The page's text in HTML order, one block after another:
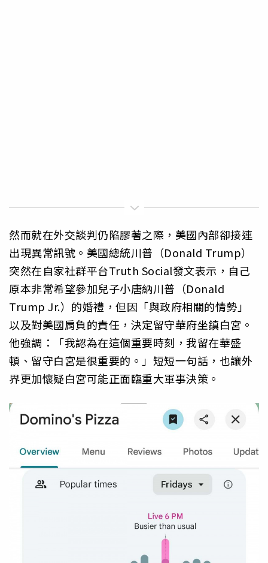
然而就在外交談判仍陷膠著之際，美國內部卻接連
出現異常訊號。美國總統川普（Donald Trump）
突然在自家社群平台Truth Social發文表示，自己
原本非常希望參加兒子小唐納川普（Donald
Trump Jr.）的婚禮，但因「與政府相關的情勢」
以及對美國肩負的責任，決定留守華府坐鎮白宮。
他強調：「我認為在這個重要時刻，我留在華盛
頓、留守白宮是很重要的。」短短一句話，也讓外
界更加懷疑白宮可能正面臨重大軍事決策。